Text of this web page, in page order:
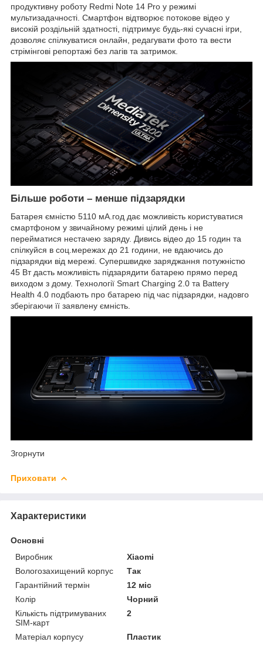
продуктивну роботу Redmi Note 14 Pro у режимі
мультизадачності. Смартфон відтворює потокове відео у
високій роздільній здатності, підтримує будь-які сучасні ігри,
дозволяє спілкуватися онлайн, редагувати фото та вести
стрімінгові репортажі без лагів та затримок.
Більше роботи – менше підзарядки
Батарея ємністю 5110 мА.год дає можливість користуватися
смартфоном у звичайному режимі цілий день і не
перейматися нестачею заряду. Дивись відео до 15 годин та
спілкуйся в соц.мережах до 21 години, не вдаючись до
підзарядки від мережі. Супершвидке заряджання потужністю
45 Вт дасть можливість підзарядити батарею прямо перед
виходом з дому. Технології Smart Charging 2.0 та Battery
Health 4.0 подбають про батарею під час підзарядки, надовго
зберігаючи її заявлену ємність.
Згорнути
Приховати
Характеристики
Основні
Виробник
Xiaomi
Вологозахищений корпус
Так
Гарантійний термін
12 міс
Колір
Чорний
Кількість підтримуваних
SIM-карт
2
Матеріал корпусу
Пластик